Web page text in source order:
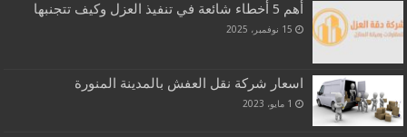
أهم 5 أخطاء شائعة في تنفيذ العزل وكيف تتجنبها
15 نوفمبر، 2025
اسعار شركة نقل العفش بالمدينة المنورة
1 مايو، 2023